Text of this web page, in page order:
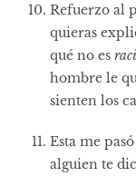
Refuerzo al
quieras
qué no es
hombre le
sienten los
Esta me
alguien te